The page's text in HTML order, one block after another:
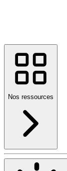
Nos ressources